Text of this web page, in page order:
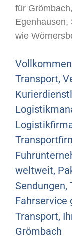
für
Egenhausen,
wie
Transport,
weltweit,
Fahrservice
Transport,
Grömbach